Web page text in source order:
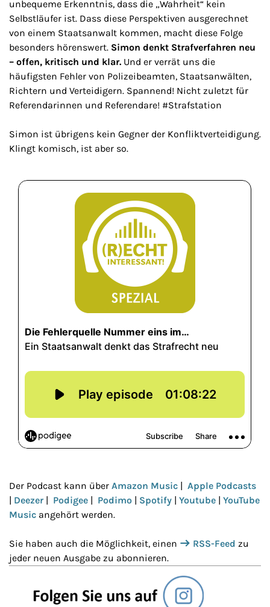
unbequeme Erkenntnis, dass die „Wahrheit“ kein
Selbstläufer ist. Dass diese Perspektiven ausgerechnet
von einem Staatsanwalt kommen, macht diese Folge
besonders hörenswert. Simon denkt Strafverfahren neu
– offen, kritisch und klar. Und er verrät uns die
häufigsten Fehler von Polizeibeamten, Staatsanwälten,
Richtern und Verteidigern. Spannend! Nicht zuletzt für
Referendarinnen und Referendare! #Strafstation
Simon ist übrigens kein Gegner der Konfliktverteidigung.
Klingt komisch, ist aber so.
Der Podcast kann über Amazon Music | Apple Podcasts
| Deezer | Podigee | Podimo | Spotify | Youtube | YouTube
Music angehört werden.
Sie haben auch die Möglichkeit, einen RSS-Feed zu
jeder neuen Ausgabe zu abonnieren.